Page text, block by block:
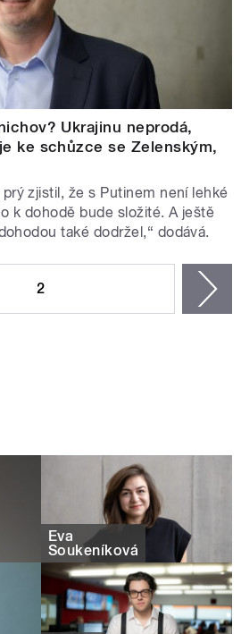
Ukrajinu neprodá,
ke schůzce se Zelenským,
zjistil, že s Putinem není lehké
k dohodě bude složité. A ještě
také dodržel,“ dodává.
2
Eva
Soukeníková